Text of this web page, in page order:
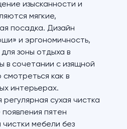
изысканности и
мягкие,
посадка. Дизайн
и эргономичность,
зоны отдыха в
в сочетании с изящной
как в
интерьерах.
регулярная сухая чистка
пятен
чистки мебели без